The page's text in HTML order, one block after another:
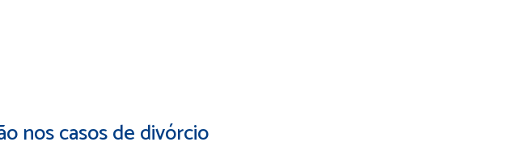
nos casos de divórcio